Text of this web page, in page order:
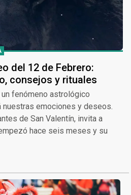
del 12 de Febrero:
consejos y rituales
fenómeno astrológico
emociones y deseos.
de San Valentín, invita a
hace seis meses y su